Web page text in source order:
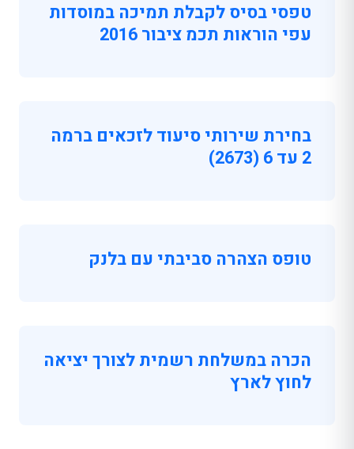
טפסי בסיס לקבלת תמיכה במוסדות
עפי הוראות תכמ ציבור 2016
בחירת שירותי סיעוד לזכאים ברמה
2 עד 6 (2673)
טופס הצהרה סביבתי עם בלנק
הכרה במשלחת רשמית לצורך יציאה
לחוץ לארץ